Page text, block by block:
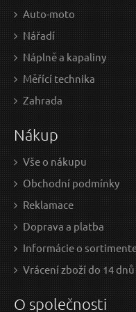
10.48 EUR bez DPH
Skladem
Auto-moto
Nářadí
Náplně a kapaliny
Měřící technika
Zahrada
Nákup
Vše o nákupu
Obchodní podmínky
Reklamace
Doprava a platba
Informácie o
Vrácení zboží do 14 dnů
O společnosti